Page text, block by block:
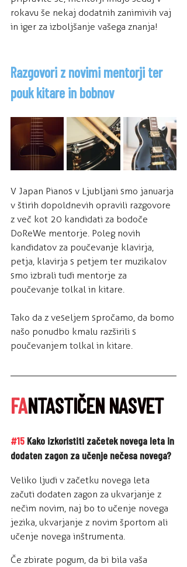
rokavu še nekaj dodatnih zanimivih vaj
in iger za izboljšanje vašega znanja!
Razgovori z novimi mentorji ter
pouk kitare in bobnov
V Japan Pianos v Ljubljani smo januarja
v štirih dopoldnevih opravili razgovore
z več kot 20 kandidati za bodoče
DoReWe mentorje. Poleg novih
kandidatov za poučevanje klavirja,
petja, klavirja s petjem ter muzikalov
smo izbrali tudi mentorje za
poučevanje tolkal in kitare.
Tako da z veseljem spročamo, da bomo
našo ponudbo kmalu razširili s
poučevanjem tolkal in kitare.
FANTASTIČEN NASVET
#15 Kako izkoristiti začetek novega leta in
dodaten zagon za učenje nečesa novega?
Veliko ljudi v začetku novega leta
začuti dodaten zagon za ukvarjanje z
nečim novim, naj bo to učenje novega
jezika, ukvarjanje z novim športom ali
učenje novega inštrumenta.
Če zbirate pogum, da bi bila vaša